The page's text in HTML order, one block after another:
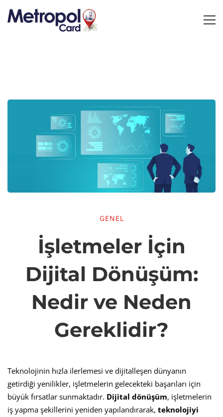
İşletmeler
İçin
Dijital
Dönüşüm:
Nedir
ve
GENEL
İşletmeler İçin
Dijital Dönüşüm:
Nedir ve Neden
Gereklidir?
Teknolojinin hızla ilerlemesi ve dijitalleşen dünyanın
getirdiği yenilikler, işletmelerin gelecekteki başarıları için
büyük fırsatlar sunmaktadır. Dijital dönüşüm, işletmelerin
iş yapma şekillerini yeniden yapılandırarak, teknolojiyi